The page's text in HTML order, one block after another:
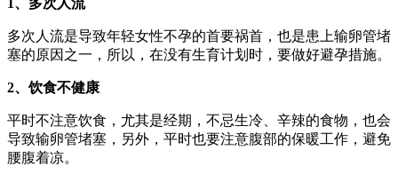
1、多次人流
多次人流是导致年轻女性不孕的首要祸首，也是患上输卵管堵
塞的原因之一，所以，在没有生育计划时，要做好避孕措施。
2、饮食不健康
平时不注意饮食，尤其是经期，不忌生冷、辛辣的食物，也会
导致输卵管堵塞，另外，平时也要注意腹部的保暖工作，避免
腰腹着凉。